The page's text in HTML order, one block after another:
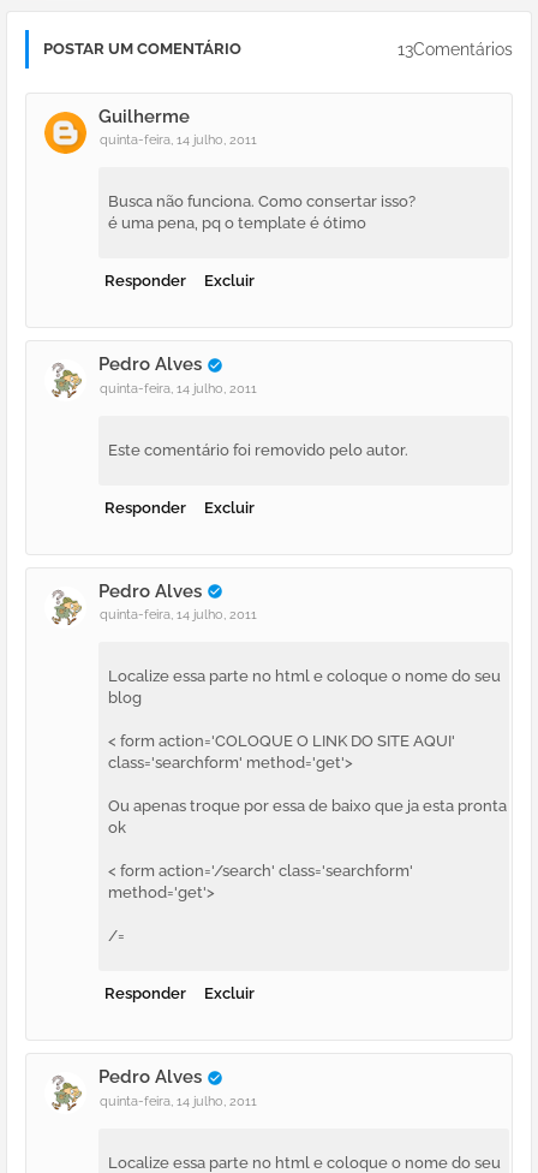
POSTAR UM COMENTÁRIO 13Comentários
Guilherme
quinta-feira, 14 julho, 2011
Busca não funciona. Como consertar isso?
é uma pena, pq o template é ótimo
Responder Excluir
Pedro Alves
quinta-feira, 14 julho, 2011
Este comentário foi removido pelo autor.
Responder Excluir
Pedro Alves
quinta-feira, 14 julho, 2011
Localize essa parte no html e coloque o nome do seu
blog
< form action='COLOQUE O LINK DO SITE AQUI'
class='searchform' method='get'>
Ou apenas troque por essa de baixo que ja esta pronta
ok
< form action='/search' class='searchform'
method='get'>
/=
Responder Excluir
Pedro Alves
quinta-feira, 14 julho, 2011
Localize essa parte no html e coloque o nome do seu